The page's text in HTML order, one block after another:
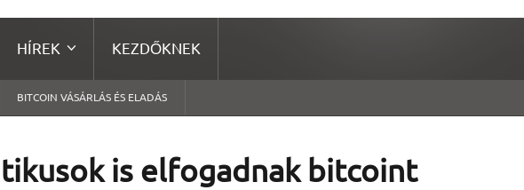
HÍREK KEZDŐKNEK
BITCOIN VÁSÁRLÁS ÉS ELADÁS
is elfogadnak bitcoint